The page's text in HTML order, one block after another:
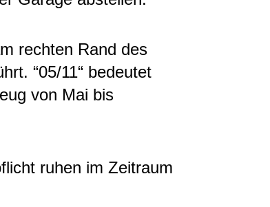
rechten Rand des
“05/11“ bedeutet
von Mai bis
ruhen im Zeitraum